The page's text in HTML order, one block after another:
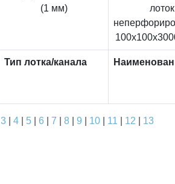
(1 мм)
лоток
Тип лотка/канала
3| 4| 5| 6 7 8| 9 10| 11 12 13